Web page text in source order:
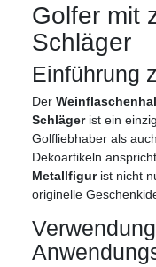
Golfer mit
Schläger
Einführung
Der
Schlägerist ein
Golfliebhaber als
Dekoartikeln
Metallfigurist nicht
originelle